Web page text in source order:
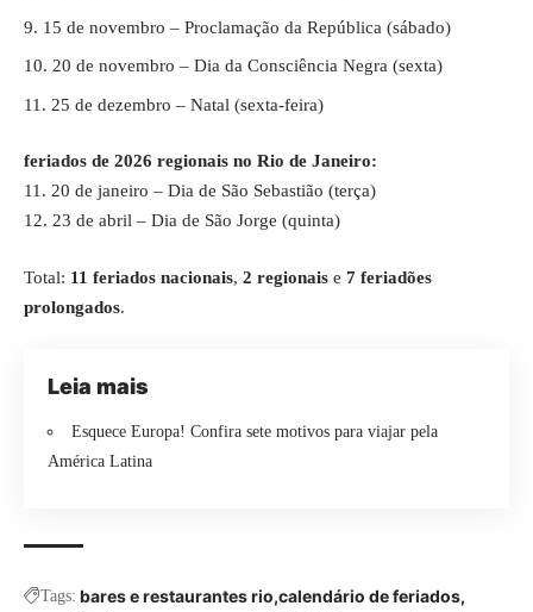
15 de novembro – Proclamação da República (sábado)
20 de novembro – Dia da Consciência Negra (sexta)
25 de dezembro – Natal (sexta-feira)
feriados de 2026 regionais no Rio de Janeiro:
11. 20 de janeiro – Dia de São Sebastião (terça)
12. 23 de abril – Dia de São Jorge (quinta)
Total: 11 feriados nacionais, 2 regionais e 7 feriadões
prolongados.
Leia mais
Esquece Europa! Confira sete motivos para viajar pela
América Latina
Tags: bares e restaurantes rio calendário de feriados